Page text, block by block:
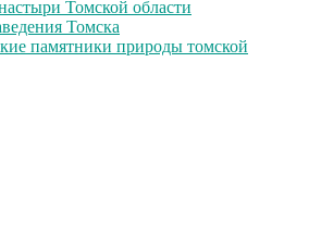
Томской области
Томска
памятники природы томской